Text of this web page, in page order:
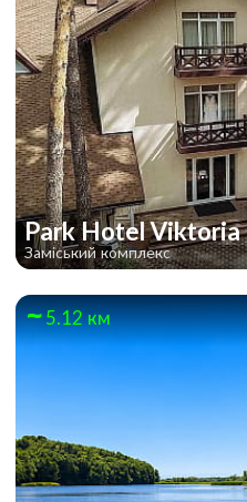
Park Hotel Viktoria
Заміський комплекс
5.12 км